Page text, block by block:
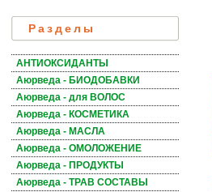
Разделы
АНТИОКСИДАНТЫ
Аюрведа - БИОДОБАВКИ
Аюрведа - для ВОЛОС
Аюрведа - КОСМЕТИКА
Аюрведа - МАСЛА
Аюрведа - ОМОЛОЖЕНИЕ
Аюрведа - ПРОДУКТЫ
Аюрведа - ТРАВ СОСТАВЫ